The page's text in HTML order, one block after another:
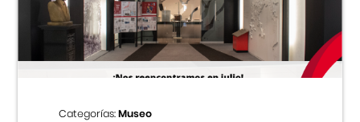
Centro Cultural Peruano Japonés
Museo de la Inmigración Japonesa
Categorías:Museo